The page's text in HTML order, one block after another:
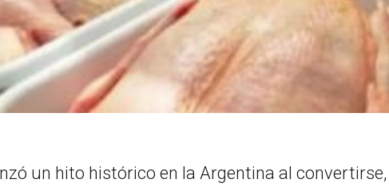
un hito histórico en la Argentina al